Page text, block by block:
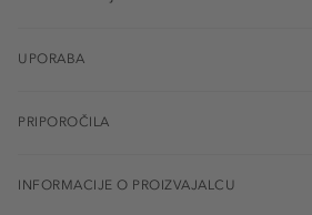
UPORABA
PRIPOROČILA
INFORMACIJE O PROIZVAJALCU